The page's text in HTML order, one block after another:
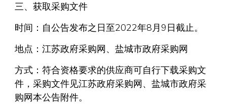
三、获取采购文件
时间：自公告发布之日至2022年8月9日截止。
地点：江苏政府采购网、盐城市政府采购网
方式：符合资格要求的供应商可自行下载采购文
件，采购文件见江苏政府采购网、盐城市政府采
购网本公告附件。